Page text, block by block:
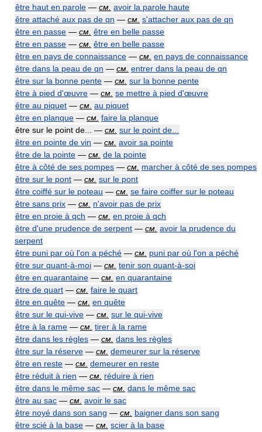
être haut en parole — см. avoir la parole haute
être attaché aux pas de qn — см. s'attacher aux pas de qn
être en passe — см. être en belle passe
être en passe — см. être en belle passe
être en pays de connaissance — см. en pays de connaissance
être dans la peau de qn — см. entrer dans la peau de qn
être sur la bonne pente — см. sur la bonne pente
être à pied d'œuvre — см. se mettre à pied d'œuvre
être au piquet — см. au piquet
être en planque — см. faire la planque
être sur le point de... — см. sur le point de...
être en pointe de vin — см. avoir sa pointe
être de la pointe — см. de la pointe
être à côté de ses pompes — см. marcher à côté de ses pompes
être sur le pont — см. sur le pont
être coiffé sur le poteau — см. se faire coiffer sur le poteau
être sans prix — см. n'avoir pas de prix
être en proie à qch — см. en proie à qch
être d'une prudence de serpent — см. avoir la prudence du
serpent
être puni par où l'on a péché — см. puni par où l'on a péché
être sur quant-à-moi — см. tenir son quant-à-soi
être en quarantaine — см. en quarantaine
être de quart — см. faire le quart
être en quête — см. en quête
être sur le qui-vive — см. sur le qui-vive
être à la rame — см. tirer à la rame
être dans les règles — см. dans les règles
être sur la réserve — см. demeurer sur la réserve
être en reste — см. demeurer en reste
être réduit à rien — см. réduire à rien
être dans le même sac — см. dans le même sac
être au sac — см. avoir le sac
être noyé dans son sang — см. baigner dans son sang
être scié à la base — см. scier à la base